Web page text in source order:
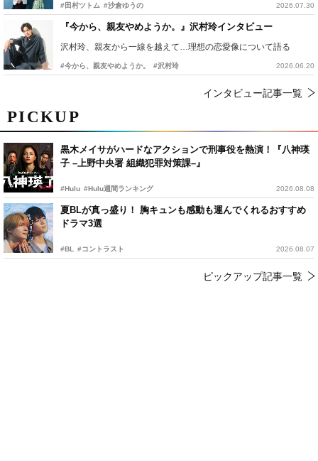
PICKUP
黒木メイサがハードなアクションで刑事役を熱演！『八神瑛
子 –上野中央署 組織犯罪対策課–』
#Hulu #Hulu週間ランキング 2026.08.08
夏BLが真っ盛り！ 胸キュンも感動も運んでくれるおすすめ
ドラマ3選
#BL #コントラスト 2026.08.07
ピックアップ記事一覧
#田村ツトム #沙倉ゆうの 2026.07.30
『今から、親友やめようか。』沢村玲インタビュー
沢村玲、親友から一線を越えて…理想の恋愛像について語る
#今から、親友やめようか。 #沢村玲 2026.06.20
インタビュー記事一覧